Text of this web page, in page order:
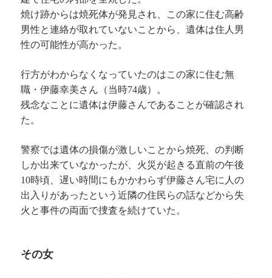
焼け跡からは焼死体が発見され、この家に住む高齢
男性と連絡が取れていないことから、遺体は住人男
性の可能性が高かった。
行方がわからなくなっていたのはこの家に住む無
職・伊藤幸美さん（当時74歳）。
残念なことに遺体は伊藤さんであることが確認され
た。
警察では遺体の損傷が激しいことから焼死、の判断
しか出来ていなかったが、火災が起きる直前の午後
10時頃、遅い時間にもかかわらず伊藤さん宅に人の
出入りがあったという近隣の住民らの話などから失
火と事件の両面で捜査を続けていた。
その女